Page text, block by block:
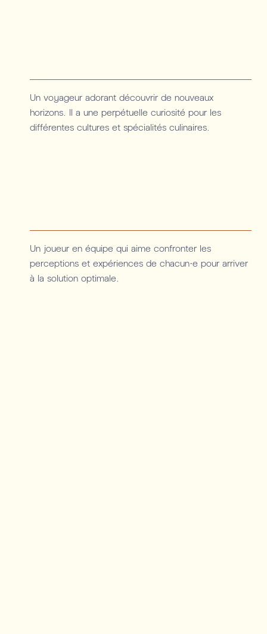
Un voyageur adorant découvrir de nouveaux
horizons. Il a une perpétuelle curiosité pour les
différentes cultures et spécialités culinaires.
Un joueur en équipe qui aime confronter les
perceptions et expériences de chacun·e pour arriver
à la solution optimale.